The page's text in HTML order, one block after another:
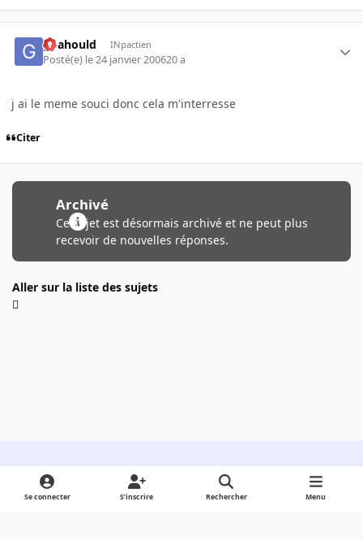
goahould INpactien
Posté(e) le 24 janvier 200620 a
j ai le meme souci donc cela m'interresse
Citer
Archivé
Ce sujet est désormais archivé et ne peut plus
recevoir de nouvelles réponses.
Aller sur la liste des sujets
Light ModeDark ModeSystem Preference
Se connecter S’inscrire Rechercher Menu